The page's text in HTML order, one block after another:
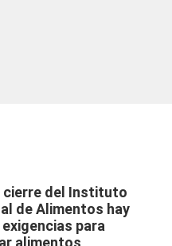
cierre del Instituto
de Alimentos hay
para
alimentos